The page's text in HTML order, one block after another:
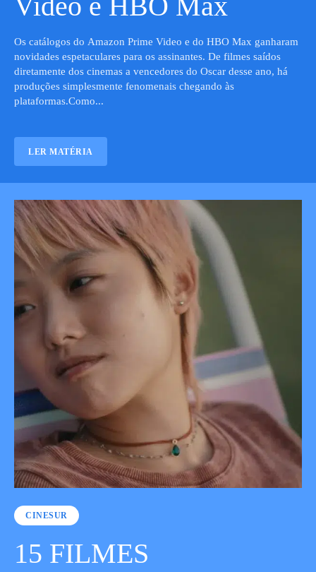
Os catálogos do Amazon Prime Video e do HBO Max ganharam
novidades espetaculares para os assinantes. De filmes saídos
diretamente dos cinemas a vencedores do Oscar desse ano, há
produções simplesmente fenomenais chegando às
plataformas.Como...
LER MATÉRIA
CINESUR
15 FILMES